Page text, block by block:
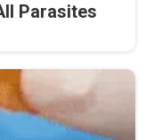
Parasites